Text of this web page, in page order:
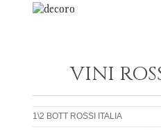
VINI
1\2 BOTT ROSSI ITALIA